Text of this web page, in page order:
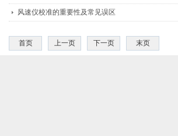
风速仪校准的重要性及常见误区
首页 上一页 下一页 末页